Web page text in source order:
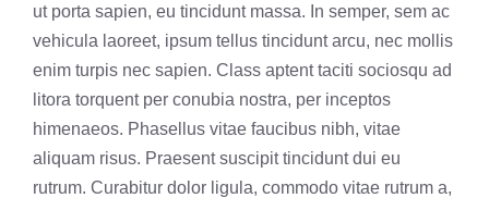
ut porta sapien, eu tincidunt massa. In semper, sem ac
vehicula laoreet, ipsum tellus tincidunt arcu, nec mollis
enim turpis nec sapien. Class aptent taciti sociosqu ad
litora torquent per conubia nostra, per inceptos
himenaeos. Phasellus vitae faucibus nibh, vitae
aliquam risus. Praesent suscipit tincidunt dui eu
rutrum. Curabitur dolor ligula, commodo vitae rutrum a,